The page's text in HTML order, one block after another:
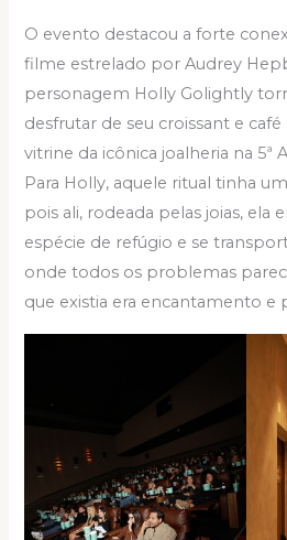
O evento destacou a forte
filme estrelado por Audrey
personagem Holly Golightly
desfrutar de seu croissant e
vitrine da icônica joalheria na 5ª
Para Holly, aquele ritual tinha
pois ali, rodeada pelas joias, ela
espécie de refúgio e se
onde todos os problemas
que existia era encantamento e